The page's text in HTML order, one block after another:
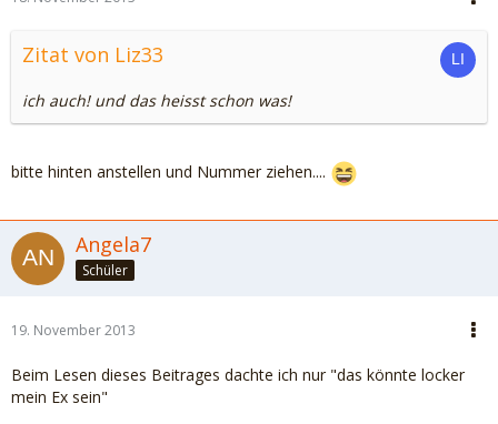
Zitat von Liz33
ich auch! und das heisst schon was!
bitte hinten anstellen und Nummer ziehen....
Angela7
Schüler
19. November 2013
Beim Lesen dieses Beitrages dachte ich nur "das könnte locker
mein Ex sein"